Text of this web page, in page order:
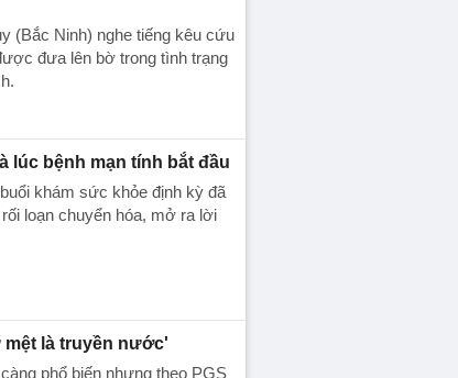
(Bắc Ninh) nghe tiếng kêu cứu
đưa lên bờ trong tình trạng
lúc bệnh mạn tính bắt đầu
khám sức khỏe định kỳ đã
loạn chuyển hóa, mở ra lời
mệt là truyền nước'
phổ biến nhưng theo PGS